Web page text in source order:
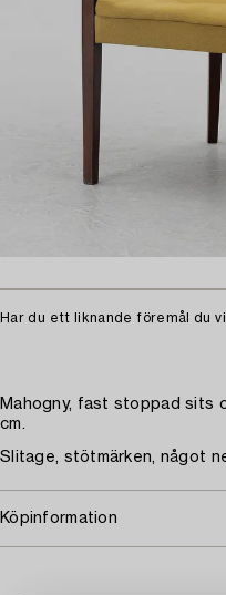
Har du ett liknande föremål du
Mahogny, fast stoppad sits
cm.
Slitage, stötmärken, något
Köpinformation